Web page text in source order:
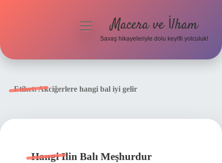
menüyüMacera ve İlham
Savaş hikayeleriyle dolu keyifli yolculuk!
Etiket:Akciğerlere hangi bal iyi gelir
Hangi Ilin Balı Meşhurdur